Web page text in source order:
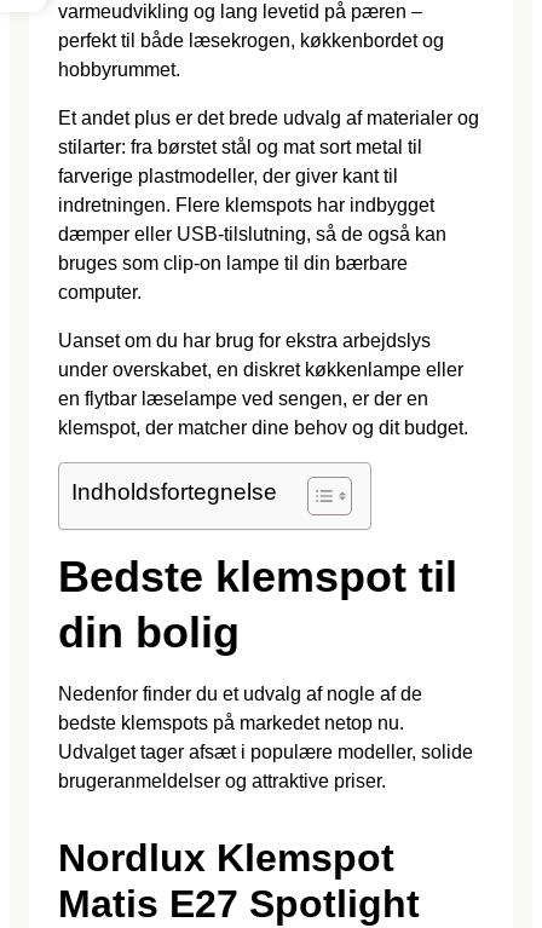
varmeudvikling og lang levetid på pæren –
perfekt til både læsekrogen, køkkenbordet og
hobbyrummet.
Et andet plus er det brede udvalg af materialer og
stilarter: fra børstet stål og mat sort metal til
farverige plastmodeller, der giver kant til
indretningen. Flere klemspots har indbygget
dæmper eller USB-tilslutning, så de også kan
bruges som clip-on lampe til din bærbare
computer.
Uanset om du har brug for ekstra arbejdslys
under overskabet, en diskret køkkenlampe eller
en flytbar læselampe ved sengen, er der en
klemspot, der matcher dine behov og dit budget.
Indholdsfortegnelse
Bedste klemspot til
din bolig
Nedenfor finder du et udvalg af nogle af de
bedste klemspots på markedet netop nu.
Udvalget tager afsæt i populære modeller, solide
brugeranmeldelser og attraktive priser.
Nordlux Klemspot
Matis E27 Spotlight